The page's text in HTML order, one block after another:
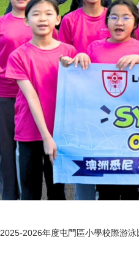
2025-2026年度屯門區小學校際游